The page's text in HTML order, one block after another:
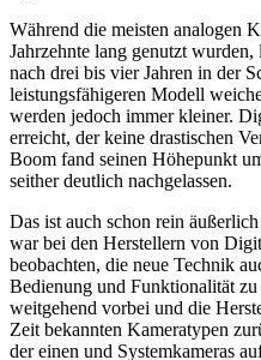
Während die meisten analogen
Jahrzehnte lang genutzt
nach drei bis vier Jahren in der
leistungsfähigeren Modell
werden jedoch immer kleiner.
erreicht, der keine drastischen
Boom fand seinen Höhepunkt
seither deutlich nachgelassen.
Das ist auch schon rein
war bei den Herstellern von
beobachten, die neue Technik
Bedienung und Funktionalität
weitgehend vorbei und die
Zeit bekannten Kameratypen
der einen und Systemkameras